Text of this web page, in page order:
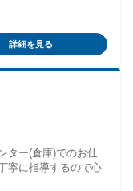
安定したい ✅家族
飲食店のスタッフ
界から飛び込んでき
「稼ぎたい」その
操縦士 ※入社後に
ません！ご安心を。
イ・36歳未満（長期
詳細を見る
ター(倉庫)でのお仕
寧に指導するので心